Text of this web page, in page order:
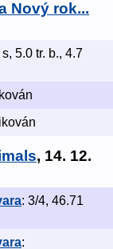
Nový rok...
5.0 tr. b., 4.7
, 14. 12.
: 3/4, 46.71
: